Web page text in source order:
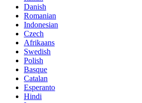
Danish
Romanian
Indonesian
Czech
Afrikaans
Swedish
Polish
Basque
Catalan
Esperanto
Hindi